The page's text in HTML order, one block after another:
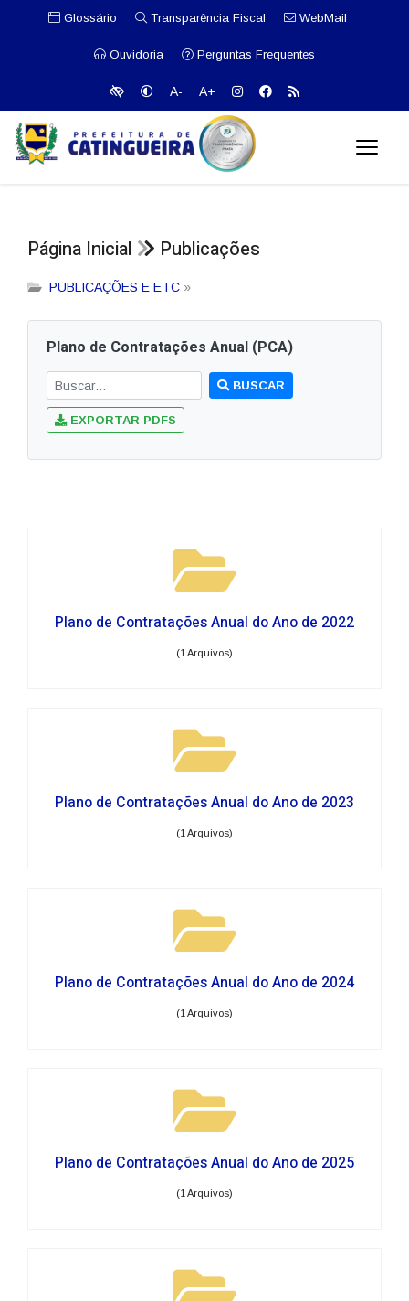
Glossário Transparência Fiscal WebMail
Ouvidoria Perguntas Frequentes
A- A+
Página Inicial Publicações
PUBLICAÇÕES E ETC »
Plano de Contratações Anual (PCA)
BUSCAR
EXPORTAR PDFS
Plano de Contratações Anual do Ano de 2022
(1 Arquivos)
Plano de Contratações Anual do Ano de 2023
(1 Arquivos)
Plano de Contratações Anual do Ano de 2024
(1 Arquivos)
Plano de Contratações Anual do Ano de 2025
(1 Arquivos)